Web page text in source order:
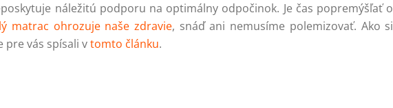
náležitú podporu na optimálny odpočinok. Je čas popremýšľať o
matrac ohrozuje naše zdravie, snáď ani nemusíme polemizovať. Ako si
pre vás spísali vtomto článku.